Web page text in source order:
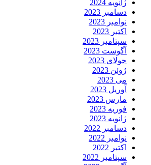
ژانویه 2024
دسامبر 2023
نوامبر 2023
اکتبر 2023
سپتامبر 2023
آگوست 2023
جولای 2023
ژوئن 2023
می 2023
آوریل 2023
مارس 2023
فوریه 2023
ژانویه 2023
دسامبر 2022
نوامبر 2022
اکتبر 2022
سپتامبر 2022